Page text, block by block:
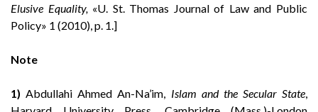
Elusive Equality, «U. St. Thomas Journal of Law and Public
Policy» 1 (2010), p. 1.]
Note
1) Abdullahi Ahmed An-Na’im, Islam and the Secular State